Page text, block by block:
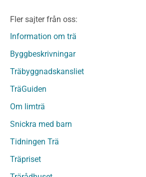
Fanerträ
Fanerträ Obehandlat
Träpanel och Utvändig
Träpanel och utvändig
Trägolv
Sågat virke
Sågat virke Behandlat
Övriga träprodukter
Fler sajter från oss:
Information om trä
Byggbeskrivningar
Träbyggnadskansliet
TräGuiden
Om limträ
Snickra med barn
Tidningen Trä
Träpriset